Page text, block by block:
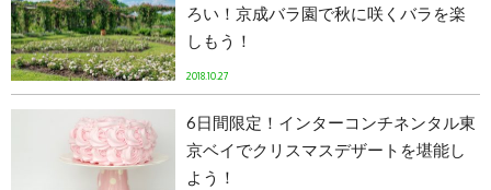
ろい！京成バラ園で秋に咲くバラを楽
しもう！
2018.10.27
6日間限定！インターコンチネンタル東
京ベイでクリスマスデザートを堪能し
よう！